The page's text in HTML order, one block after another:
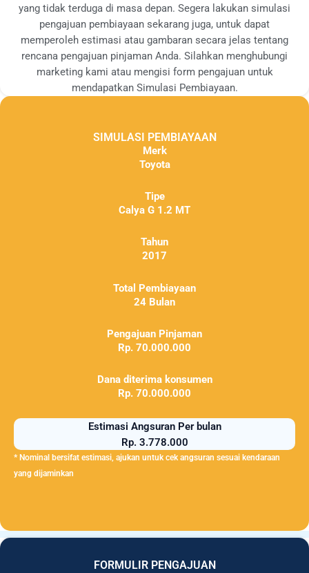
yang tidak terduga di masa depan. Segera lakukan simulasi
pengajuan pembiayaan sekarang juga, untuk dapat
memperoleh estimasi atau gambaran secara jelas tentang
rencana pengajuan pinjaman Anda. Silahkan menghubungi
marketing kami atau mengisi form pengajuan untuk
mendapatkan Simulasi Pembiayaan.
SIMULASI PEMBIAYAAN
Merk
Toyota
Tipe
Calya G 1.2 MT
Tahun
2017
Total Pembiayaan
24 Bulan
Pengajuan Pinjaman
Rp. 70.000.000
Dana diterima konsumen
Rp. 70.000.000
Estimasi Angsuran Per bulan
Rp. 3.778.000
* Nominal bersifat estimasi, ajukan untuk cek angsuran sesuai kendaraan
yang dijaminkan
FORMULIR PENGAJUAN